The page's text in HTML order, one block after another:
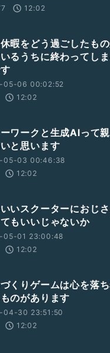
12:02
暇をどう過ごしたも
るうちに終わってし
05-06 00:02:52
12:02
ワークと生成AIって
と思います
05-03 00:46:38
12:02
いスクーターにおじ
もいいじゃないか
05-01 23:00:48
12:02
くりゲームは心を落
のがあります
04-30 23:51:50
12:02